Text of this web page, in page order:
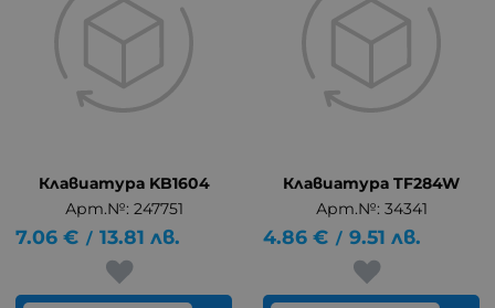
Клавиатура KB1604
Арт.№: 247751
7.06 € / 13.81 лв.
Клавиатура TF284W
Арт.№: 34341
4.86 € / 9.51 лв.